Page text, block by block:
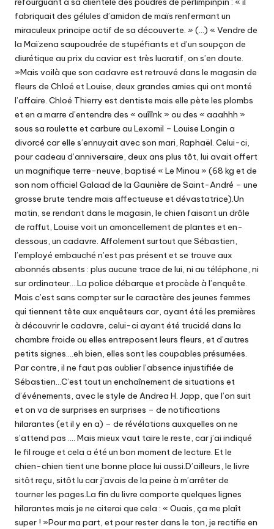
fabriquait des gélules d’amidon de maïs renfermant un
miraculeux principe actif de sa découverte. » (…) « Vendre de
la Maïzena saupoudrée de stupéfiants et d’un soupçon de
diurétique au prix du caviar est très lucratif, on s’en doute.
»Mais voilà que son cadavre est retrouvé dans le magasin de
fleurs de Chloé et Louise, deux grandes amies qui ont monté
l’affaire. Chloé Thierry est dentiste mais elle pète les plombs
et en a marre d’entendre des « ouîîînk » ou des « aaahhh »
sous sa roulette et carbure au Lexomil – Louise Longin a
divorcé car elle s’ennuyait avec son mari, Raphaël. Celui-ci,
pour cadeau d’anniversaire, deux ans plus tôt, lui avait offert
un magnifique terre-neuve, baptisé « Le Minou » (68 kg et de
son nom officiel Galaad de la Gaunière de Saint-André – une
grosse brute tendre mais affectueuse et dévastatrice).Un
matin, se rendant dans le magasin, le chien faisant un drôle
de raffut, Louise voit un amoncellement de plantes et en-
dessous, un cadavre. Affolement surtout que Sébastien,
l’employé embauché n’est pas présent et se trouve aux
abonnés absents : plus aucune trace de lui, ni au téléphone, ni
sur ordinateur….La police débarque et procède à l’enquête.
Mais c’est sans compter sur le caractère des jeunes femmes
qui tiennent tête aux enquêteurs car, ayant été les premières
à découvrir le cadavre, celui-ci ayant été trucidé dans la
chambre froide ou elles entreposent leurs fleurs, et d’autres
petits signes….eh bien, elles sont les coupables présumées.
Par contre, il ne faut pas oublier l’absence injustifiée de
Sébastien…C’est tout un enchaînement de situations et
d’événements, avec le style de Andrea H. Japp, que l’on suit
et on va de surprises en surprises – de notifications
hilarantes (et il y en a) – de révélations auxquelles on ne
s’attend pas …. Mais mieux vaut taire le reste, car j’ai indiqué
le fil rouge et cela a été un bon moment de lecture. Et le
chien-chien tient une bonne place lui aussi.D’ailleurs, le livre
sitôt reçu, sitôt lu car j’avais de la peine à m’arrêter de
tourner les pages.La fin du livre comporte quelques lignes
hilarantes mais je ne citerai que cela : « Ouais, ça me plaît
super ! »Pour ma part, et pour rester dans le ton, je rectifie en